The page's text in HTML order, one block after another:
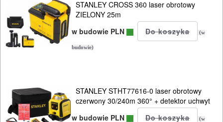
PROSTOWNIKI
I
OSPRZĘT
ODZIEŻ
ROBOCZA
STANLEY CROSS 360 laser obrotowy
ZIELONY 25m
w budowie PLN
(w
budowie)
STANLEY STHT77616-0 laser obrotowy
czerwony 30/240m 360° + detektor uchwyt
w budowie PLN
(w